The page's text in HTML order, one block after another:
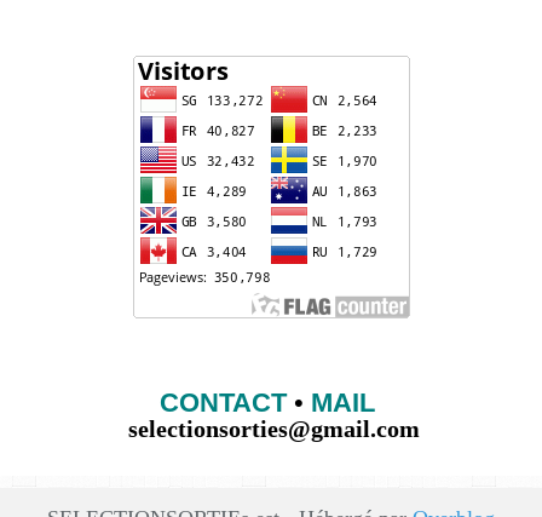
CONTACT• MAIL
selectionsorties@gmail.com